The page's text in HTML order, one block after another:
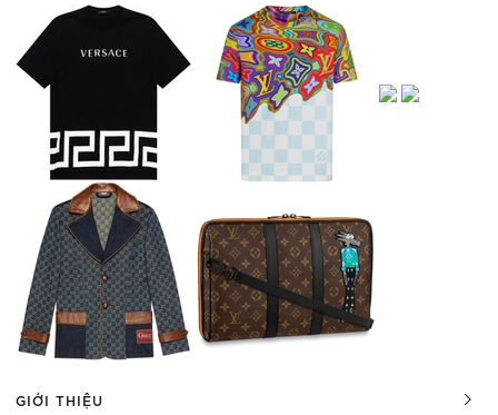
GIỚI THIỆU